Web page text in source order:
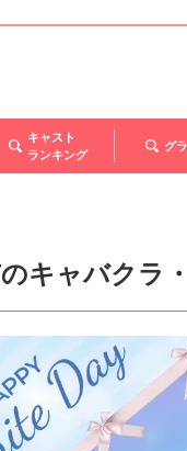
キャスト
ランキング
グ
キャバクラ